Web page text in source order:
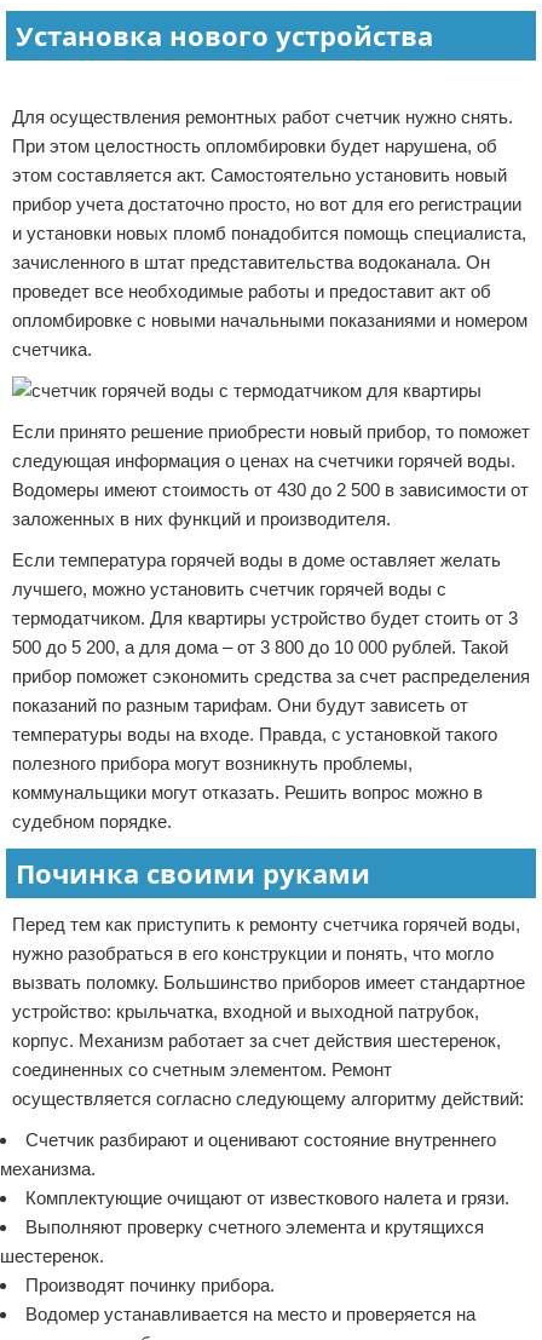
Установка нового устройства
Для осуществления ремонтных работ счетчик нужно снять.
При этом целостность опломбировки будет нарушена, об
этом составляется акт. Самостоятельно установить новый
прибор учета достаточно просто, но вот для его регистрации
и установки новых пломб понадобится помощь специалиста,
зачисленного в штат представительства водоканала. Он
проведет все необходимые работы и предоставит акт об
опломбировке с новыми начальными показаниями и номером
счетчика.
Если принято решение приобрести новый прибор, то поможет
следующая информация о ценах на счетчики горячей воды.
Водомеры имеют стоимость от 430 до 2 500 в зависимости от
заложенных в них функций и производителя.
Если температура горячей воды в доме оставляет желать
лучшего, можно установить счетчик горячей воды с
термодатчиком. Для квартиры устройство будет стоить от 3
500 до 5 200, а для дома – от 3 800 до 10 000 рублей. Такой
прибор поможет сэкономить средства за счет распределения
показаний по разным тарифам. Они будут зависеть от
температуры воды на входе. Правда, с установкой такого
полезного прибора могут возникнуть проблемы,
коммунальщики могут отказать. Решить вопрос можно в
судебном порядке.
Починка своими руками
Перед тем как приступить к ремонту счетчика горячей воды,
нужно разобраться в его конструкции и понять, что могло
вызвать поломку. Большинство приборов имеет стандартное
устройство: крыльчатка, входной и выходной патрубок,
корпус. Механизм работает за счет действия шестеренок,
соединенных со счетным элементом. Ремонт
осуществляется согласно следующему алгоритму действий:
Счетчик разбирают и оценивают состояние внутреннего
механизма.
Комплектующие очищают от известкового налета и грязи.
Выполняют проверку счетного элемента и крутящихся
шестеренок.
Производят починку прибора.
Водомер устанавливается на место и проверяется на